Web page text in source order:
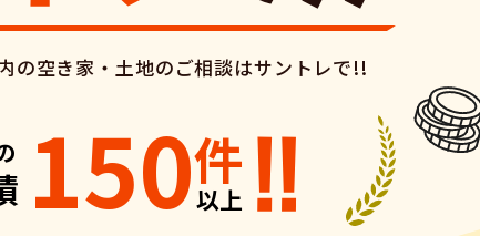
の空き家・土地のご相談はサントレで!!
150件
以上